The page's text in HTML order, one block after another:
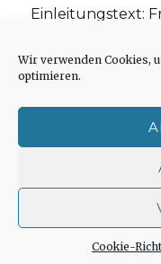
Wir verwenden Cookies,
optimieren.
Cookie-
Einleitungstext:
„schwachen
Cookie-Richtlinie